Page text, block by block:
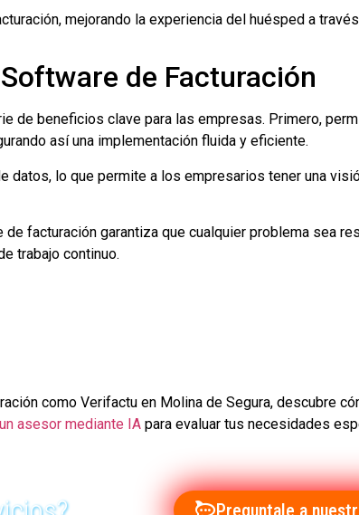
mejorando la experiencia del huésped a
de Facturación
de beneficios clave para las empresas. Primero,
así una implementación fluida y eficiente.
lo que permite a los empresarios tener una
facturación garantiza que cualquier problema sea
trabajo continuo.
como Verifactu en Molina de Segura, descubre
asesor mediante IA para evaluar tus necesidades
Preguntale a